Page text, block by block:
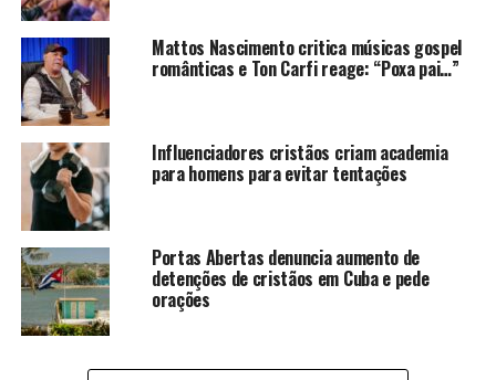
Mattos Nascimento critica músicas gospel
românticas e Ton Carfi reage: “Poxa pai…”
Influenciadores cristãos criam academia
para homens para evitar tentações
Portas Abertas denuncia aumento de
detenções de cristãos em Cuba e pede
orações